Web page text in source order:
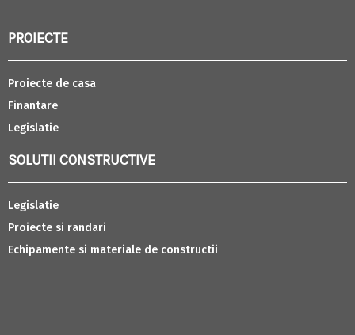
PROIECTE
Proiecte de casa
Finantare
Legislatie
SOLUTII CONSTRUCTIVE
Legislatie
Proiecte si randari
Echipamente si materiale de constructii